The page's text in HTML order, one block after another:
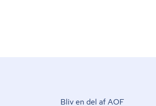
Bliv en del af AOF